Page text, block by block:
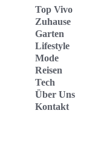
Top Vivo
Zuhause
Garten
Lifestyle
Mode
Reisen
Tech
Über Uns
Kontakt